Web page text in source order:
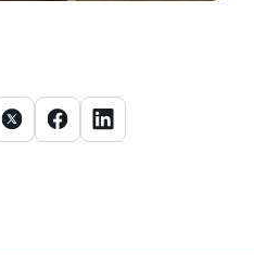
Sdílet článek na X
Sdílet článek na Facebooku
Sdílet článek na